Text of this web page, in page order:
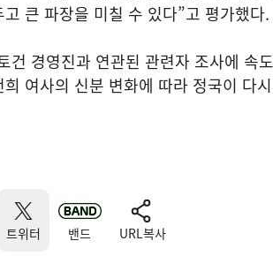
큰 파장을 미칠 수 있다”고 평가했다.
건 경영진과 연관된 관련자 조사에 속
여사의 신분 변화에 따라 정국이 다
트위터 밴드 URL복사